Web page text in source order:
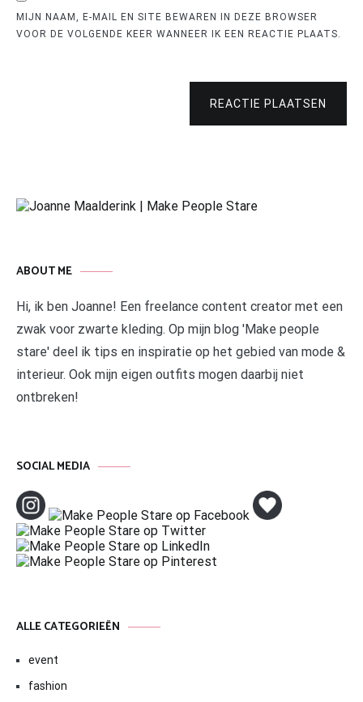
MIJN NAAM, E-MAIL EN SITE BEWAREN IN DEZE BROWSER
VOOR DE VOLGENDE KEER WANNEER IK EEN REACTIE PLAATS.
REACTIE PLAATSEN
ABOUT ME
Hi, ik ben Joanne! Een freelance content creator met een
zwak voor zwarte kleding. Op mijn blog 'Make people
stare' deel ik tips en inspiratie op het gebied van mode &
interieur. Ook mijn eigen outfits mogen daarbij niet
ontbreken!
SOCIAL MEDIA
ALLE CATEGORIEËN
event
fashion